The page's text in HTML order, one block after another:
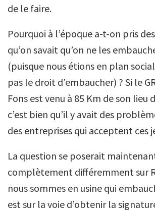
de le faire.
Pourquoi à l’époque a-t-on pris
qu’on savait qu’on ne les
(puisque nous étions en plan
pas le droit d’embaucher) ? Si le
Fons est venu à 85 Km de son lieu
c’est bien qu’il y avait des
des entreprises qui acceptent ces
La question se poserait
complètement différemment sur
nous sommes en usine qui
est sur la voie d’obtenir la